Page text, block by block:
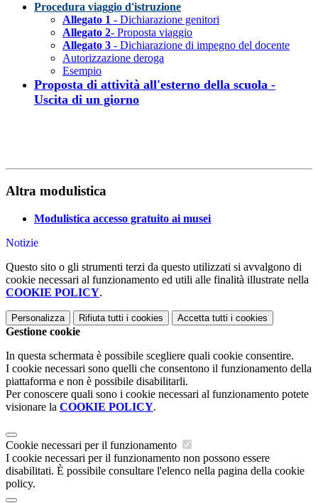
Procedura viaggio d'istruzione
Allegato 1 - Dichiarazione genitori
Allegato 2- Proposta viaggio
Allegato 3 - Dichiarazione di impegno del docente
Autorizzazione deroga
Esempio
Proposta di attività all'esterno della scuola -
Uscita di un giorno
Altra modulistica
Modulistica accesso gratuito ai musei
Notizie
Questo sito o gli strumenti terzi da questo utilizzati si avvalgono di
cookie necessari al funzionamento ed utili alle finalità illustrate nella
COOKIE POLICY.
Personalizza Rifiuta tutti i cookies Accetta tutti i cookies
Gestione cookie
In questa schermata è possibile scegliere quali cookie consentire.
I cookie necessari sono quelli che consentono il funzionamento della
piattaforma e non è possibile disabilitarli.
Per conoscere quali sono i cookie necessari al funzionamento potete
visionare la COOKIE POLICY.
Cookie necessari per il funzionamento
I cookie necessari per il funzionamento non possono essere
disabilitati. È possibile consultare l'elenco nella pagina della cookie
policy.